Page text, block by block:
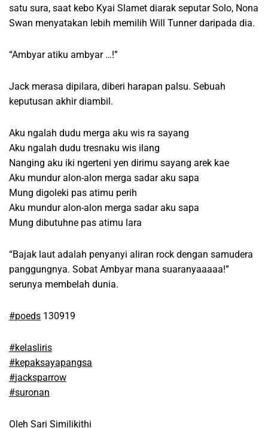
satu sura, saat kebo Kyai Slamet diarak seputar Solo, Nona
Swan menyatakan lebih memilih Will Tunner daripada dia.
“Ambyar atiku ambyar …!”
Jack merasa dipilara, diberi harapan palsu. Sebuah
keputusan akhir diambil.
Aku ngalah dudu merga aku wis ra sayang
Aku ngalah dudu tresnaku wis ilang
Nanging aku iki ngerteni yen dirimu sayang arek kae
Aku mundur alon-alon merga sadar aku sapa
Mung digoleki pas atimu perih
Aku mundur alon-alon merga sadar aku sapa
Mung dibutuhne pas atimu lara
“Bajak laut adalah penyanyi aliran rock dengan samudera
panggungnya. Sobat Ambyar mana suaranyaaaaa!”
serunya membelah dunia.
#poeds 130919
#kelasliris
#kepaksayapangsa
#jacksparrow
#suronan
Oleh Sari Similikithi